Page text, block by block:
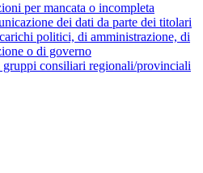
per mancata o incompleta
dei dati da parte dei titolari
politici, di amministrazione, di
o di governo
gruppi consiliari regionali/provinciali